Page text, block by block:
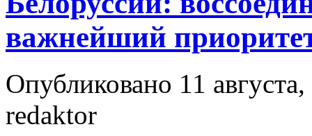
важнейший
Опубликовано 11
redaktor